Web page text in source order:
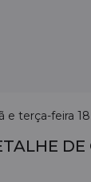
e terça-feira 18
DE